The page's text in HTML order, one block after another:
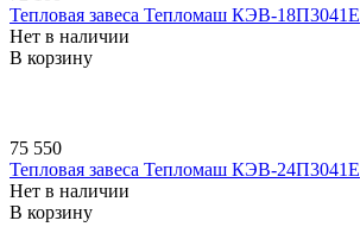
Тепловая завеса Тепломаш КЭВ-18П3041E
Нет в наличии
В корзину
75 550
Тепловая завеса Тепломаш КЭВ-24П3041E
Нет в наличии
В корзину